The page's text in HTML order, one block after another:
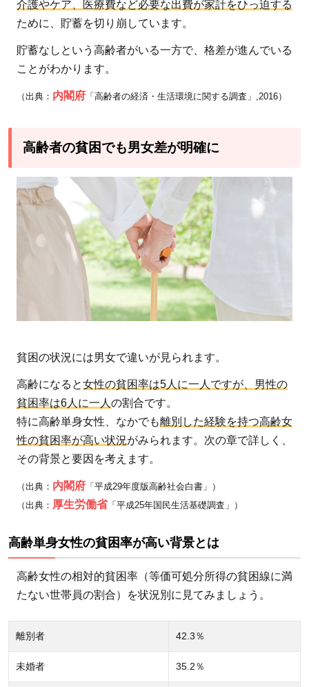
女性の
2.1.3
単身女
性が無
比率
高齢
夫婦
の現
状
単
女
の
貧
困
に
お
い
て
め
ら
れ
る
応
と
は
4
介護やケア、医療費など必要な出費が家計をひっ迫する
ために、貯蓄を切り崩しています。
貯蓄なしという高齢者がいる一方で、格差が進んでいる
ことがわかります。
（出典： 内閣府 「 高齢者の経済・生活環境に関する調査」,2016）
高齢者の貧困でも男女差が明確に
貧困の状況には男女で違いが見られます。
高齢になると女性の貧困率は5人に一人ですが、男性の
貧困率は6人に一人 の割合です。
特に高齢単身女性、なかでも離別した経験を持つ高齢女
性の貧困率が高い状況がみられます。次の章で詳しく、
その背景と要因を考えます。
（出典： 内閣府 「平成29年度版高齢社会白書」）
（出典： 厚生労働省「平成25年国民生活基礎調査」）
高齢単身女性の貧困率が高い背景とは
高齢女性の相対的貧困率（等価可処分所得の貧困線に満
たない世帯員の割合）を状況別に見てみましょう。
離別者 42.3％
未婚者 35.2％